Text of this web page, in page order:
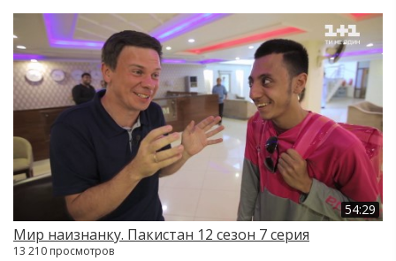
54:29
Мир наизнанку. Пакистан 12 сезон 7 серия
13 210 просмотров